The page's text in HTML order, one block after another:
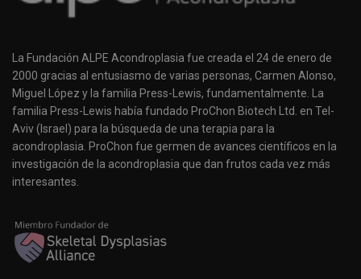
La Fundación ALPE Acondroplasia fue creada el 24 de enero de
2000 gracias al entusiasmo de varias personas, Carmen Alonso,
Miguel López y la familia Press-Lewis, fundamentalmente. La
familia Press-Lewis había fundado ProChon Biotech Ltd. en Tel-
Aviv (Israel) para la búsqueda de una terapia para la
acondroplasia. ProChon fue germen de avances científicos en la
investigación de la acondroplasia que dan frutos cada vez más
interesantes.